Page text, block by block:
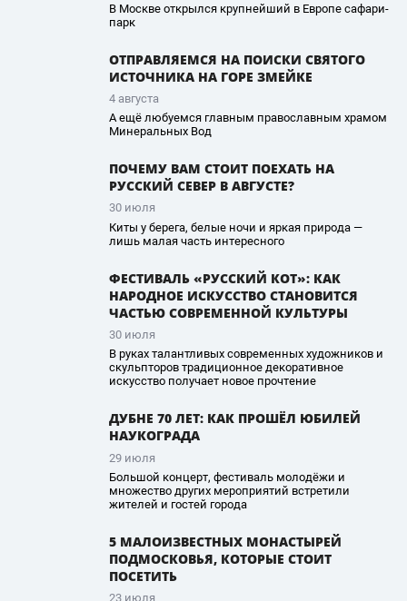
В Москве открылся крупнейший в Европе сафари-
парк
ОТПРАВЛЯЕМСЯ НА ПОИСКИ СВЯТОГО
ИСТОЧНИКА НА ГОРЕ ЗМЕЙКЕ
4 августа
А ещё любуемся главным православным храмом
Минеральных Вод
ПОЧЕМУ ВАМ СТОИТ ПОЕХАТЬ НА
РУССКИЙ СЕВЕР В АВГУСТЕ?
30 июля
Киты у берега, белые ночи и яркая природа —
лишь малая часть интересного
ФЕСТИВАЛЬ «РУССКИЙ КОТ»: КАК
НАРОДНОЕ ИСКУССТВО СТАНОВИТСЯ
ЧАСТЬЮ СОВРЕМЕННОЙ КУЛЬТУРЫ
30 июля
В руках талантливых современных художников и
скульпторов традиционное декоративное
искусство получает новое прочтение
ДУБНЕ 70 ЛЕТ: КАК ПРОШЁЛ ЮБИЛЕЙ
НАУКОГРАДА
29 июля
Большой концерт, фестиваль молодёжи и
множество других мероприятий встретили
жителей и гостей города
5 МАЛОИЗВЕСТНЫХ МОНАСТЫРЕЙ
ПОДМОСКОВЬЯ, КОТОРЫЕ СТОИТ
ПОСЕТИТЬ
23 июля